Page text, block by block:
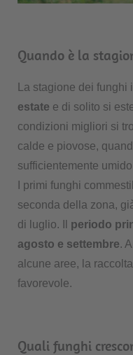
Quando è la
La stagione dei
estate e di solito si
condizioni migliori si
calde e piovose,
sufficientemente
I primi funghi
seconda della zona,
di luglio. Il periodo
agosto e settembre.
alcune aree, la
favorevole.
Quali funghi